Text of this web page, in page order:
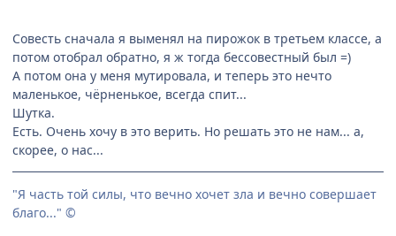
Совесть сначала я выменял на пирожок в третьем классе, а
потом отобрал обратно, я ж тогда бессовестный был =)
А потом она у меня мутировала, и теперь это нечто
маленькое, чёрненькое, всегда спит...
Шутка.
Есть. Очень хочу в это верить. Но решать это не нам... а,
скорее, о нас...
"Я часть той силы, что вечно хочет зла и вечно совершает
благо..." ©